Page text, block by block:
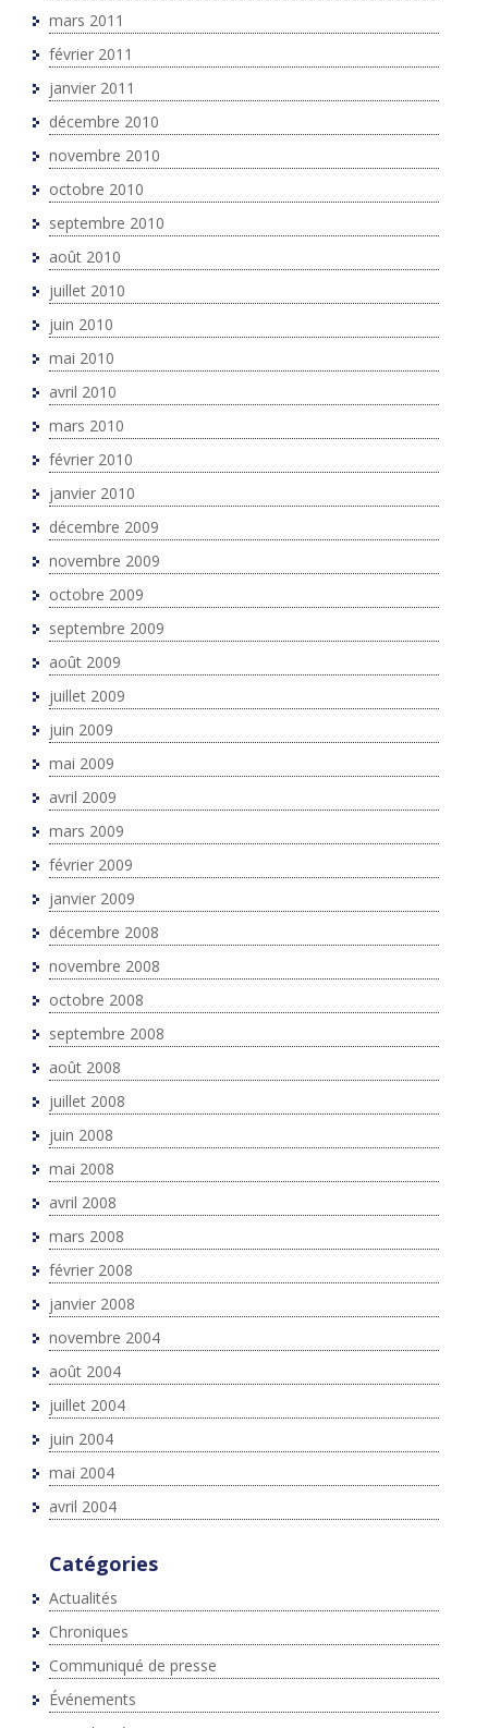
mars 2011
février 2011
janvier 2011
décembre 2010
novembre 2010
octobre 2010
septembre 2010
août 2010
juillet 2010
juin 2010
mai 2010
avril 2010
mars 2010
février 2010
janvier 2010
décembre 2009
novembre 2009
octobre 2009
septembre 2009
août 2009
juillet 2009
juin 2009
mai 2009
avril 2009
mars 2009
février 2009
janvier 2009
décembre 2008
novembre 2008
octobre 2008
septembre 2008
août 2008
juillet 2008
juin 2008
mai 2008
avril 2008
mars 2008
février 2008
janvier 2008
novembre 2004
août 2004
juillet 2004
juin 2004
mai 2004
avril 2004
Catégories
Actualités
Chroniques
Communiqué de presse
Événements